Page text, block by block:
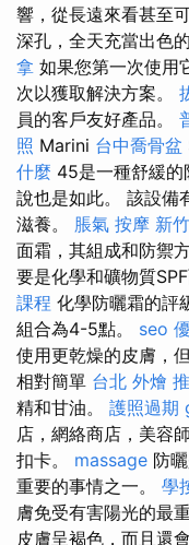
響，從長遠來看甚至
深孔，全天充當出色
拿 如果您第一次使用
次以獲取解決方案。
員的客戶友好產品。
照 Marini 台中喬骨盆
什麼 45是一種舒緩的
說也是如此。 該設備
滋養。 脹氣 按摩 新
面霜，其組成和防禦
要是化學和礦物質SPF
課程 化學防曬霜的評
組合為4-5點。 seo
使用更乾燥的皮膚，
相對簡單 台北 外燴
精和甘油。 護照過期
店，網絡商店，美容
扣卡。 massage 防
重要的事情之一。 學
膚免受有害陽光的最
皮膚呈褐色，而且還